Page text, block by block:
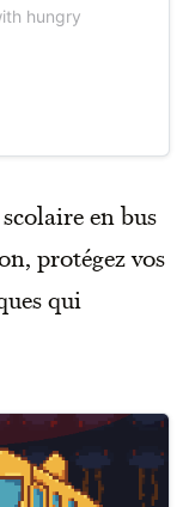
hungry
en bus
protégez vos
qui